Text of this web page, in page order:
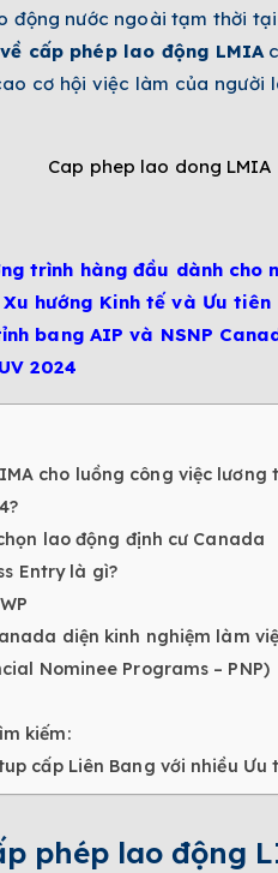
nước ngoài tạm thời
cấp phép lao động LMIA
cơ hội việc làm của
trình hàng đầu dành cho
hướng Kinh tế và Ưu tiên
bang AIP và NSNP
2024
cho luồng công việc
lao động định cư Canada
Entry là gì?
diện kinh nghiệm làm
Nominee Programs – PNP)
kiếm:
cấp Liên Bang với nhiều Ưu
phép lao động